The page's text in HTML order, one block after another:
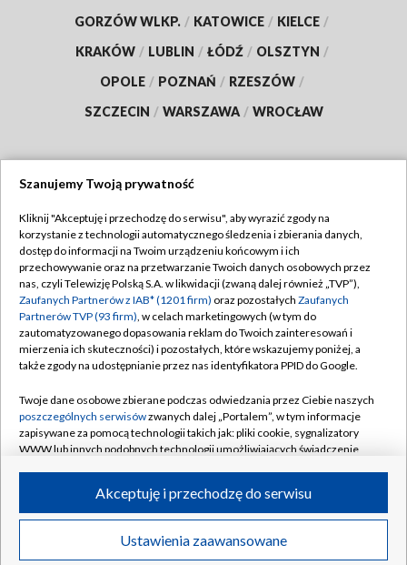
GORZÓW WLKP. / KATOWICE / KIELCE /
KRAKÓW / LUBLIN / ŁÓDŹ / OLSZTYN /
OPOLE / POZNAŃ / RZESZÓW /
SZCZECIN / WARSZAWA / WROCŁAW
TVP
Abonament TVP
Emisja w TVP
Centrum informacji TVP
Naziemna Telewizja Cyfrowa
Rada Programowa
System NOS
Informacje o nadawcy
Program dla prasy
Ogłoszenie przetargowe
Regulamin TVP
Polityka prywatności
Moje zgody
Pomoc
Kontakt
Kanały
©2026 Telewizja Polska S.A. w likwidacji
Szanujemy Twoją prywatność
Kliknij "Akceptuję i przechodzę do serwisu", aby wyrazić zgody na
korzystanie z technologii automatycznego śledzenia i zbierania danych,
dostęp do informacji na Twoim urządzeniu końcowym i ich
przechowywanie oraz na przetwarzanie Twoich danych osobowych przez
nas, czyli Telewizję Polską S.A. w likwidacji (zwaną dalej również „TVP”),
Zaufanych Partnerów z IAB* (1201 firm) oraz pozostałych Zaufanych
Partnerów TVP (93 firm), w celach marketingowych (w tym do
zautomatyzowanego dopasowania reklam do Twoich zainteresowań i
mierzenia ich skuteczności) i pozostałych, które wskazujemy poniżej, a
także zgody na udostępnianie przez nas identyfikatora PPID do Google.
Twoje dane osobowe zbierane podczas odwiedzania przez Ciebie naszych
poszczególnych serwisówzwanych dalej „Portalem”, w tym informacje
zapisywane za pomocą technologii takich jak: pliki cookie, sygnalizatory
WWW lub innych podobnych technologii umożliwiających świadczenie
ruchu w Internecie.
Twoje dane osobowe zbierane podczas odwiedzania przez Ciebie
poszczególnych serwisówna Portalu, takie jak adresy IP, identyfikatory
Ustawienia zaawansowane
Akceptuję i przechodzę do serwisu